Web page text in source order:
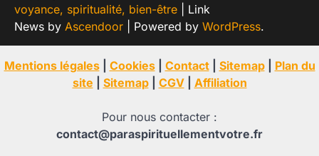
voyance, spiritualité, bien-être | Link
News by Ascendoor | Powered by WordPress.
Mentions légales| Cookies| Contact| Sitemap| Plan du
site
Sitemap| CGV| Affiliation
Pour nous contacter :
contact@paraspirituellementvotre.fr